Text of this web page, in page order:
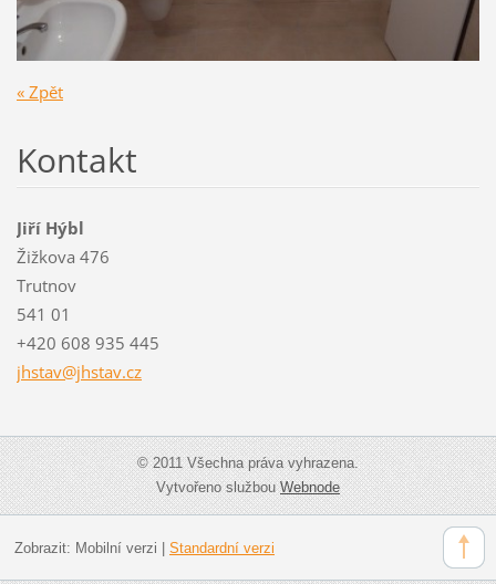
« Zpět
Kontakt
Jiří Hýbl
Žižkova 476
Trutnov
541 01
+420 608 935 445
jhstav@jhstav.cz
© 2011 Všechna práva vyhrazena.
Vytvořeno službouWebnode
Zobrazit: Mobilní verzi Standardní verzi